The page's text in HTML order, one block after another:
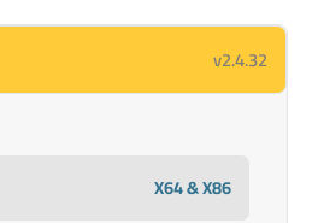
v2.4.32
X64 & X86